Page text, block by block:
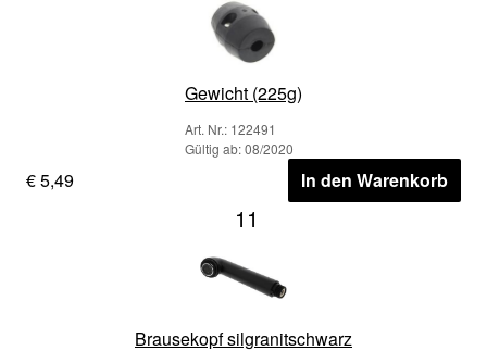
Gewicht (225g)
Art. Nr.: 122491
Gültig ab: 08/2020
€ 5,49 In den Warenkorb
11
Brausekopf silgranitschwarz